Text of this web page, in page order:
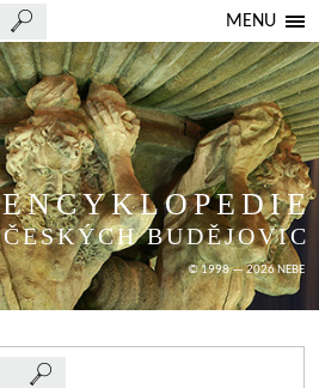
MENU
ENCYKLOPEDIE
ČESKÝCH BUDĚJOVIC
© 1998 — 2026 NEBE